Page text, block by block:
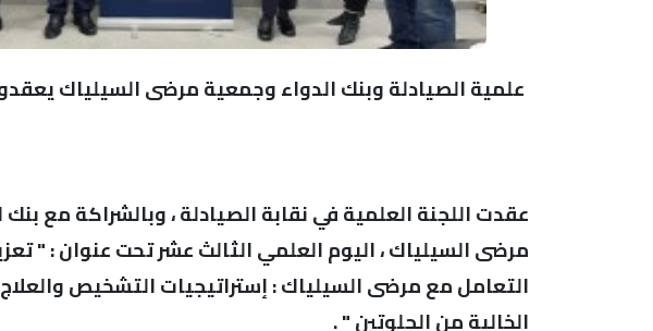
علمية الصيادلة وبنك الدواء وجمعية مرضى السيلياك
عقدت اللجنة العلمية في نقابة الصيادلة ، وبالشراكة مع بنك
مرضى السيلياك ، اليوم العلمي الثالث عشر تحت عنوان : "
التعامل مع مرضى السيلياك : إستراتيجيات التشخيص والعلاج
الخالية من الجلوتين " .